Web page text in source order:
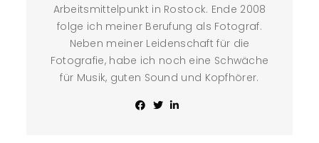
Arbeitsmittelpunkt in Rostock. Ende 2008
folge ich meiner Berufung als Fotograf.
Neben meiner Leidenschaft für die
Fotografie, habe ich noch eine Schwäche
für Musik, guten Sound und Kopfhörer.